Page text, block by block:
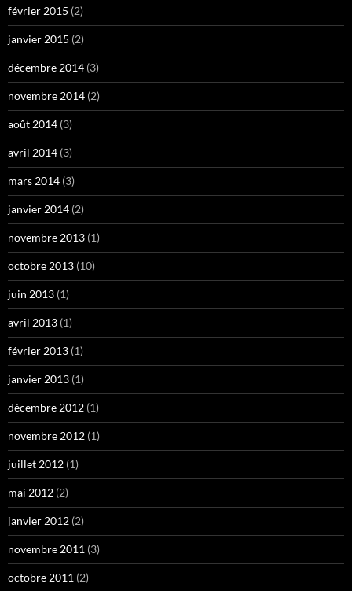
février 2015 (2)
janvier 2015 (2)
décembre 2014 (3)
novembre 2014 (2)
août 2014 (3)
avril 2014 (3)
mars 2014 (3)
janvier 2014 (2)
novembre 2013 (1)
octobre 2013 (10)
juin 2013 (1)
avril 2013 (1)
février 2013 (1)
janvier 2013 (1)
décembre 2012 (1)
novembre 2012 (1)
juillet 2012 (1)
mai 2012 (2)
janvier 2012 (2)
novembre 2011 (3)
octobre 2011 (2)